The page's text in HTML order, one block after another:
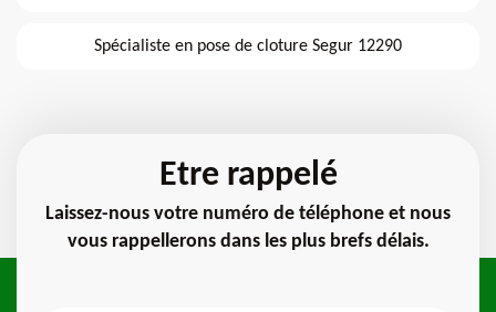
Spécialiste en pose de cloture Segur 12290
Etre rappelé
Laissez-nous votre numéro de téléphone et nous
vous rappellerons dans les plus brefs délais.